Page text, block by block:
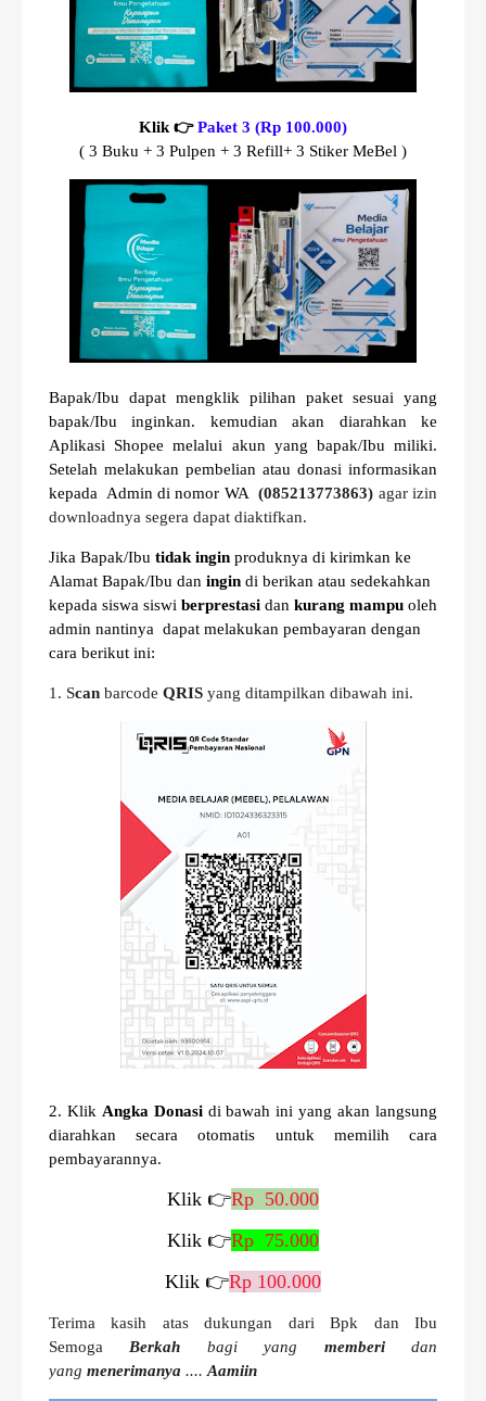
Klik 👉Paket 3 (Rp 100.000)
( 3 Buku + 3 Pulpen + 3 Refill+ 3 Stiker MeBel )
Bapak/Ibu dapat mengklik pilihan paket sesuai yang
bapak/Ibu inginkan. kemudian akan diarahkan ke
Aplikasi Shopee melalui akun yang bapak/Ibu miliki.
Setelah melakukan pembelian atau donasi informasikan
kepada Admin di nomor WA (085213773863) agar izin
downloadnya segera dapat diaktifkan.
Jika Bapak/Ibu tidak ingin produknya di kirimkan ke
Alamat Bapak/Ibu dan ingin di berikan atau sedekahkan
kepada siswa siswi berprestasi dan kurang mampu oleh
admin nantinya dapat melakukan pembayaran dengan
cara berikut ini:
1. Scan barcode QRIS yang ditampilkan dibawah ini.
2. Klik Angka Donasidi bawah ini yang akan langsung
diarahkan secara otomatis untuk memilih cara
pembayarannya.
Klik 👉Rp 50.000
Klik 👉Rp 75.000
Klik 👉Rp 100.000
Terima kasih atas dukungan dari Bpk dan Ibu
Semoga Berkah bagi yang memberidan
yang menerimanya .... Aamiin